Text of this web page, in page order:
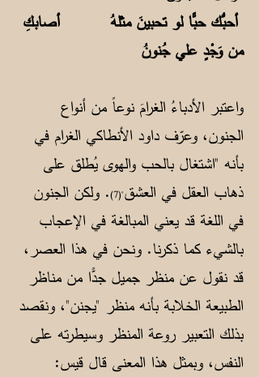
أحبُّك حبًّا لو تحبينَ مثلهُ أصابكِ
من وَجْدٍ علي جُنونُ
واعتبر الأدباءُ الغرامَ نوعاً من أنواع
الجنون، وعرّف داود الأنطاكي الغرام في
بأنه "اشتغال بالحب والهوى يُطلق على
ذهاب العقل في العشق"(7) . ولكن الجنون
في اللغة قد يعني المبالغة في الإعجاب
بالشيء كما ذكرنا. ونحن في هذا العصر،
قد نقول عن منظر جميل جدًّا من مناظر
الطبيعة الخلابة بأنه منظر "يجنن"، ونقصد
بذلك التعبير روعة المنظر وسيطرته على
النفس، وبمثل هذا المعنى قال قيس: